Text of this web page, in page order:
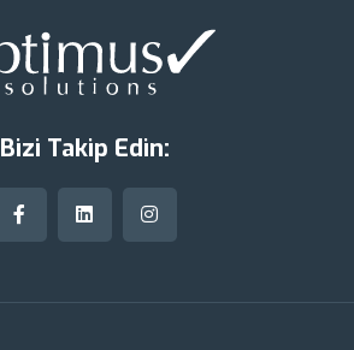
Bizi Takip Edin: